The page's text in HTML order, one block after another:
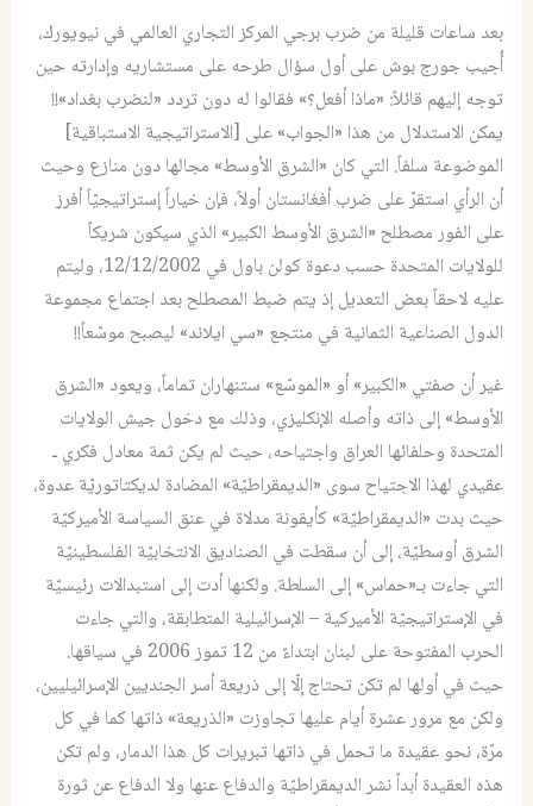
بعد ساعات قليلة من ضرب برجي المركز التجاري العالمي في نيويورك،
أُجيب جورج بوش على أول سؤال طرحه على مستشاريه وإدارته حين
توجه إليهم قائلاً: «ماذا أفعل؟» فقالوا له دون تردد «لنضرب بغداد»!!
يمكن الاستدلال من هذا «الجواب» على [الاستراتيجية الاستباقية]
الموضوعة سلفاً. التي كان «الشرق الأوسط» مجالها دون منازع وحيث
أن الرأي استقرّ على ضرب أفغانستان أولاً، فإن خياراً إستراتيجيّاً أفرز
على الفور مصطلح «الشرق الأوسط الكبير» الذي سيكون شريكاً
للولايات المتحدة حسب دعوة كولن باول في 12/12/2002، وليتم
عليه لاحقاً بعض التعديل إذ يتم ضبط المصطلح بعد اجتماع مجموعة
الدول الصناعية الثمانية في منتجع «سي ايلاند» ليصبح موسّعاً!!
غير أن صفتي «الكبير» أو «الموسّع» ستنهاران تماماً، ويعود «الشرق
الأوسط» إلى ذاته وأصله الإنكليزي، وذلك مع دخول جيش الولايات
المتحدة وحلفائها العراق واجتياحه، حيث لم يكن ثمة معادل فكري ـ
عقيدي لهذا الاجتياح سوى «الديمقراطيّة» المضادة لديكتاتوريّة عدوة،
حيث بدت «الديمقراطيّة» كأيقونة مدلاة في عنق السياسة الأميركيّة
الشرق أوسطيّة، إلى أن سقطت في الصناديق الانتخابيّة الفلسطينيّة
التي جاءت بـ«حماس» إلى السلطة. ولكنها أدت إلى استبدالات رئيسيّة
في الإستراتيجيّة الأميركية – الإسرائيلية المتطابقة، والتي جاءت
الحرب المفتوحة على لبنان ابتداءً من 12 تموز 2006 في سياقها.
حيث في أولها لم تكن تحتاج إلّا إلى ذريعة أسر الجنديين الإسرائيليين،
ولكن مع مرور عشرة أيام عليها تجاوزت «الذريعة» ذاتها كما في كل
مرّة، نحو عقيدة ما تحمل في ذاتها تبريرات كل هذا الدمار، ولم تكن
هذه العقيدة أبداً نشر الديمقراطيّة والدفاع عنها ولا الدفاع عن ثورة